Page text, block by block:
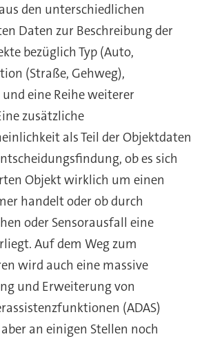
den unterschiedlichen
Daten zur Beschreibung der
bezüglich Typ (Auto,
(Straße, Gehweg),
eine Reihe weiterer
zusätzliche
als Teil der Objektdaten
ob es sich
Objekt wirklich um einen
handelt oder ob durch
oder Sensorausfall eine
Auf dem Weg zum
wird auch eine massive
und Erweiterung von
(ADAS)
an einigen Stellen noch